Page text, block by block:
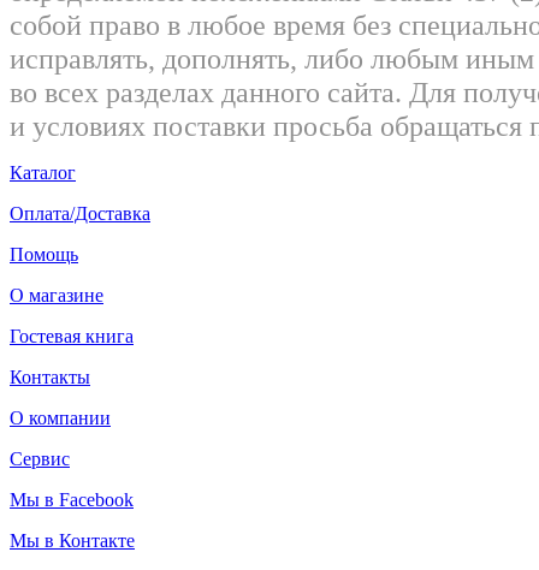
собой право в любое время без
исправлять, дополнять, либо любым
во всех разделах данного сайта. Для
и условиях поставки просьба
Каталог
Оплата/Доставка
Помощь
О магазине
Гостевая книга
Контакты
О компании
Сервис
Мы в Facebook
Мы в Контакте